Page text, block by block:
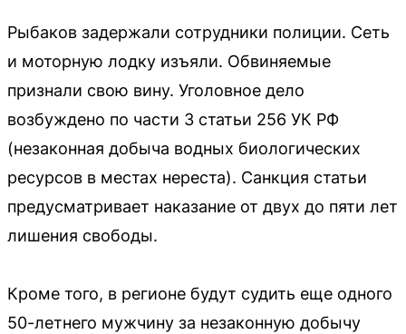
Рыбаков задержали сотрудники полиции. Сеть
и моторную лодку изъяли. Обвиняемые
признали свою вину. Уголовное дело
возбуждено по части 3 статьи 256 УК РФ
(незаконная добыча водных биологических
ресурсов в местах нереста). Санкция статьи
предусматривает наказание от двух до пяти лет
лишения свободы.
Кроме того, в регионе будут судить еще одного
50-летнего мужчину за незаконную добычу